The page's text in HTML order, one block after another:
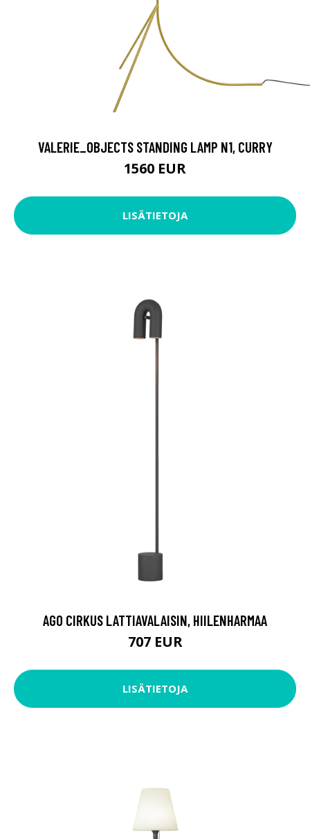
VALERIE_OBJECTS STANDING LAMP N1, CURRY
1560 EUR
LISÄTIETOJA
AGO CIRKUS LATTIAVALAISIN, HIILENHARMAA
707 EUR
LISÄTIETOJA